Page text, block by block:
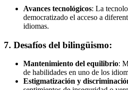
Avances tecnológicos: La
democratizado el acceso a
idiomas.
7. Desafíos del bilingüismo:
Mantenimiento del equilibrio:
de habilidades en uno de los
Estigmatización y